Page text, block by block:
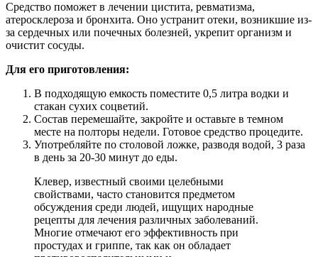
Средство поможет в лечении цистита, ревматизма,
атеросклероза и бронхита. Оно устранит отеки, возникшие из-
за сердечных или почечных болезней, укрепит организм и
очистит сосуды.
Для его приготовления:
В подходящую емкость поместите 0,5 литра водки и
стакан сухих соцветий.
Состав перемешайте, закройте и оставьте в темном
месте на полторы недели. Готовое средство процедите.
Употребляйте по столовой ложке, разводя водой, 3 раза
в день за 20-30 минут до еды.
Клевер, известный своими целебными
свойствами, часто становится предметом
обсуждения среди людей, ищущих народные
рецепты для лечения различных заболеваний.
Многие отмечают его эффективность при
простудах и гриппе, так как он обладает